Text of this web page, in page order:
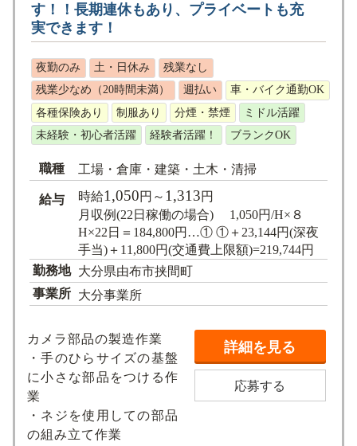
す！！長期連休もあり、プライベートも充
実できます！
夜勤のみ 土・日休み
残業なし
残業少なめ（20時間未満）
週払い
車・バイク通勤OK
各種保険あり
制服あり 分煙・禁煙
ミドル活躍
未経験・初心者活躍
経験者活躍！ ブランクOK
職種 工場・倉庫・建築・土木・清掃
給与 時給1,050円～ 1,313円
月収例(22日稼働の場合) 1,050円/H×８
H×22日＝184,800円…① ①＋23,144円(深夜
手当)＋11,800円(交通費上限額)=219,744円
勤務地 大分県由布市挟間町
事業所 大分事業所
カメラ部品の製造作業
・手のひらサイズの基盤
に小さな部品をつける作
業
・ネジを使用しての部品
の組み立て作業
詳細を見る
応募する